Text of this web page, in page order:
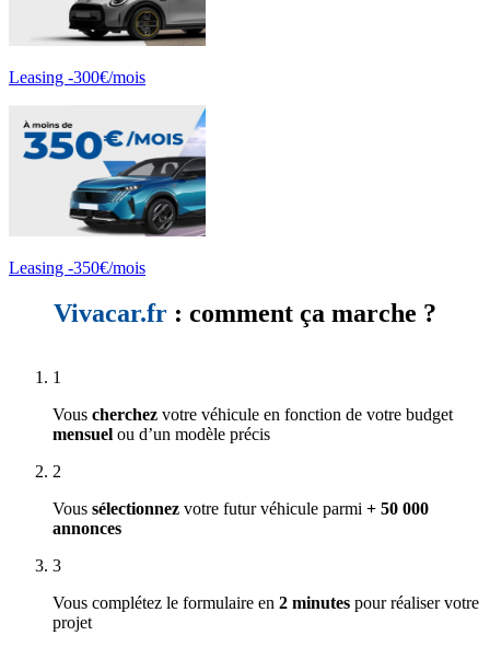
Leasing -300€/mois
Leasing -350€/mois
Vivacar.fr : comment ça marche ?
1
Vous cherchez votre véhicule en fonction de votre budget
mensuel ou d’un modèle précis
2
Vous sélectionnez votre futur véhicule parmi + 50 000
annonces
3
Vous complétez le formulaire en 2 minutes pour réaliser votre
projet